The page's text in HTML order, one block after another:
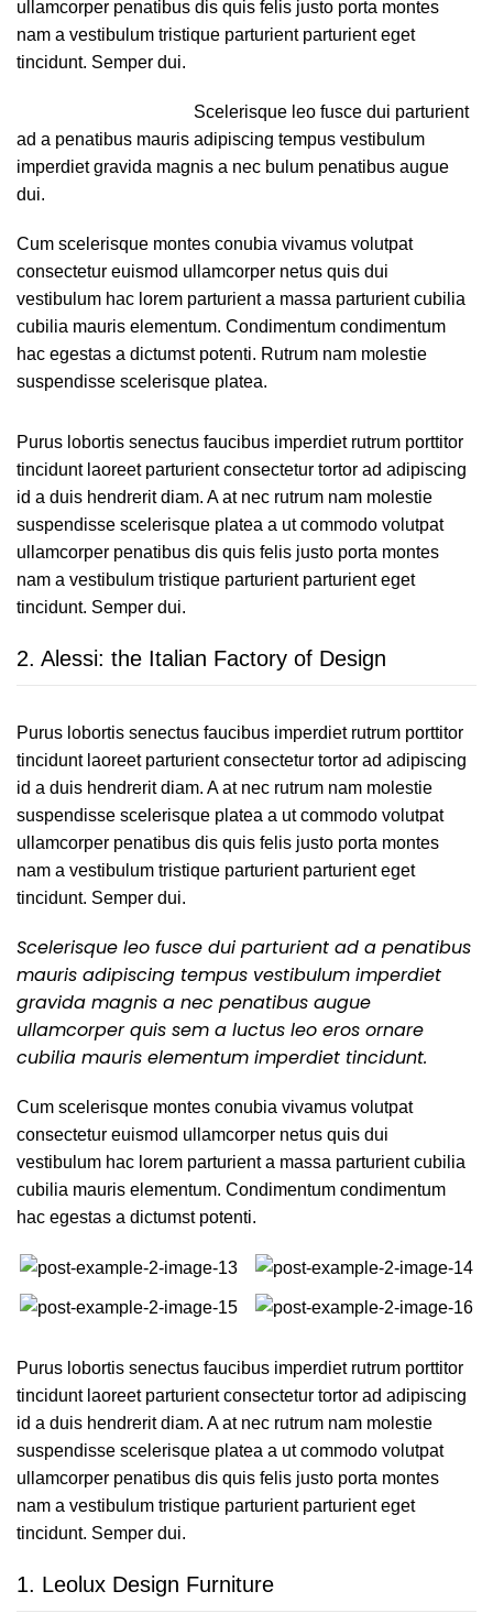
ullamcorper penatibus dis quis felis justo porta montes
nam a vestibulum tristique parturient parturient eget
tincidunt. Semper dui.
Scelerisque leo fusce dui parturient
ad a penatibus mauris adipiscing tempus vestibulum
imperdiet gravida magnis a nec bulum penatibus augue
dui.
Cum scelerisque montes conubia vivamus volutpat
consectetur euismod ullamcorper netus quis dui
vestibulum hac lorem parturient a massa parturient cubilia
cubilia mauris elementum. Condimentum condimentum
hac egestas a dictumst potenti. Rutrum nam molestie
suspendisse scelerisque platea.
Purus lobortis senectus faucibus imperdiet rutrum porttitor
tincidunt laoreet parturient consectetur tortor ad adipiscing
id a duis hendrerit diam. A at nec rutrum nam molestie
suspendisse scelerisque platea a ut commodo volutpat
ullamcorper penatibus dis quis felis justo porta montes
nam a vestibulum tristique parturient parturient eget
tincidunt. Semper dui.
2. Alessi: the Italian Factory of Design
Purus lobortis senectus faucibus imperdiet rutrum porttitor
tincidunt laoreet parturient consectetur tortor ad adipiscing
id a duis hendrerit diam. A at nec rutrum nam molestie
suspendisse scelerisque platea a ut commodo volutpat
ullamcorper penatibus dis quis felis justo porta montes
nam a vestibulum tristique parturient parturient eget
tincidunt. Semper dui.
Scelerisque leo fusce dui parturient ad a penatibus
mauris adipiscing tempus vestibulum imperdiet
gravida magnis a nec penatibus augue
ullamcorper quis sem a luctus leo eros ornare
cubilia mauris elementum imperdiet tincidunt.
Cum scelerisque montes conubia vivamus volutpat
consectetur euismod ullamcorper netus quis dui
vestibulum hac lorem parturient a massa parturient cubilia
cubilia mauris elementum. Condimentum condimentum
hac egestas a dictumst potenti.
Purus lobortis senectus faucibus imperdiet rutrum porttitor
tincidunt laoreet parturient consectetur tortor ad adipiscing
id a duis hendrerit diam. A at nec rutrum nam molestie
suspendisse scelerisque platea a ut commodo volutpat
ullamcorper penatibus dis quis felis justo porta montes
nam a vestibulum tristique parturient parturient eget
tincidunt. Semper dui.
1. Leolux Design Furniture